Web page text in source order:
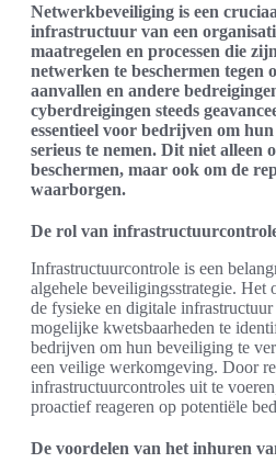
Netwerkbeveiliging is een
infrastructuur van een
maatregelen en processen die
netwerken te beschermen tegen
aanvallen en andere
cyberdreigingen steeds
essentieel voor bedrijven om
serieus te nemen. Dit niet alleen
beschermen, maar ook om de
waarborgen.
De rol van
Infrastructuurcontrole is een
algehele beveiligingsstrategie. Het
de fysieke en digitale
mogelijke kwetsbaarheden te
bedrijven om hun beveiliging te
een veilige werkomgeving. Door
infrastructuurcontroles uit te
proactief reageren op potentiële
De voordelen van het inhuren